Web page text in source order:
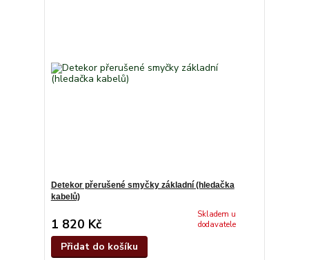
Detekor přerušené smyčky základní (hledačka
kabelů)
1 820 Kč
Skladem u
dodavatele
Přidat do košíku